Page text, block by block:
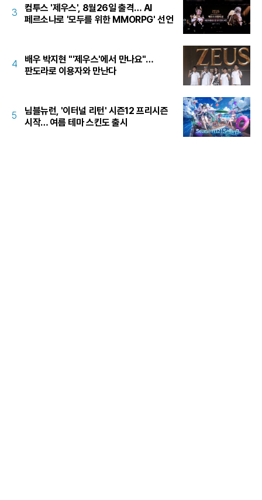
3
컴투스 '제우스', 8월26일 출격… AI
페르소나로 '모두를 위한 MMORPG' 선언
4
배우 박지현 "'제우스'에서 만나요"…
판도라로 이용자와 만난다
5
님블뉴런, '이터널 리턴' 시즌12 프리시즌
시작… 여름 테마 스킨도 출시